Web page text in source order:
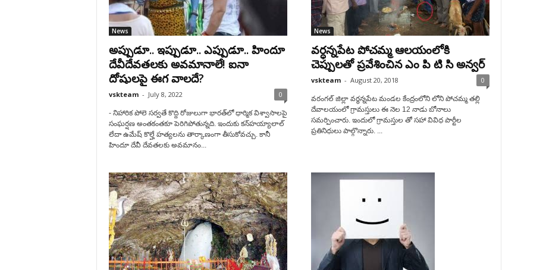
News
అప్పుడూ.. ఇప్పుడూ.. ఎప్పుడూ.. హిందూ
దేవీదేవతలకు అవమానాలే! ఐనా
దోషులపై ఈగ వాలదే?
vskteam - July 8, 2022 0
- నిహారిక పోలె సర్వతే కొద్ది రోజులుగా భారత్‌లో ధార్మిక విశ్వాసాలపై
సంఘర్షణ అంతకంతకూ పెరిగిపోతున్నది. ఇందుకు కన్‌హయ్యాలాల్
లేదా ఉమేష్ కొల్హే హత్యలను తార్కాణంగా తీసుకోవచ్చు. కానీ
హిందూ దేవీ దేవతలకు అవమానం...
News
వర్ధన్నపేట పోచమ్మ ఆలయంలోకి
చెప్పులతో ప్రవేశించిన ఎం పి టి సి అన్వర్
vskteam - August 20, 2018 0
వరంగల్ జిల్లా వర్ధన్నపేట మండల కేంద్రంలోని లోని పోచమ్మ తల్లి
దేవాలయంలో గ్రామస్తులు ఈ నెల 12 నాడు బోనాలు
సమర్పించారు. ఇందులో గ్రామస్తుల తో సహా వివిధ పార్టీల
ప్రతినిధులు పాల్గొన్నారు. ...